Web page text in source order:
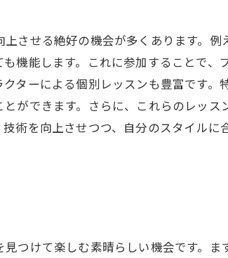
させる絶好の機会が多くあります。
機能します。これに参加することで、
ターによる個別レッスンも豊富です。
ができます。さらに、これらのレッ
術を向上させつつ、自分のスタイル
つけて楽しむ素晴らしい機会です。